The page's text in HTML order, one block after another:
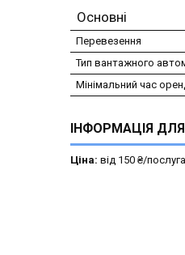
Основні
Перевезення
Тип вантажного
Мінімальний час
ІНФОРМАЦІЯ
Ціна: від 150 ₴/послуга